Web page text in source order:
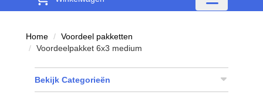
"Toggle
Home
Voordeel pakketten
Voordeelpakket 6x3 medium
Bekijk Categorieën